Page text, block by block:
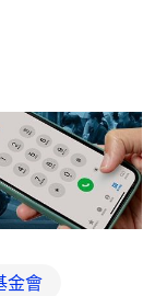
金會